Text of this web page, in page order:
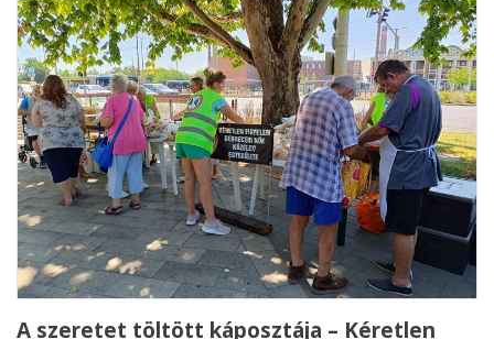
A szeretet töltött káposztája – Kéretlen